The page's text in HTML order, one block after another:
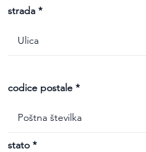
strada
codice postale
stato